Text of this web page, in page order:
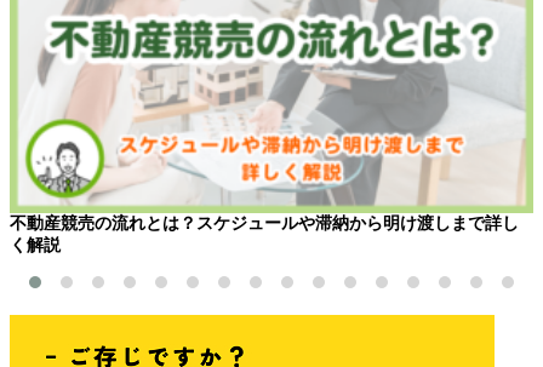
不動産競売の流れとは？スケジュールや滞納から明け渡しまで詳し
く解説